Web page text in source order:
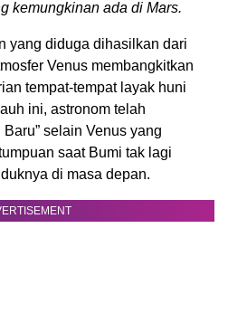
kemungkinan ada di Mars.
yang diduga dihasilkan dari
Venus membangkitkan
tempat-tempat layak huni
ini, astronom telah
selain Venus yang
saat Bumi tak lagi
di masa depan.